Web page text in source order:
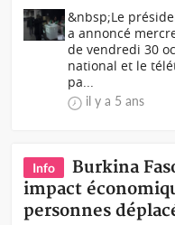
&nbsp;Le
a annoncé
de vendredi 30
national et le
pa...
il y a 5 ans
Info
Burkina
impact
personnes